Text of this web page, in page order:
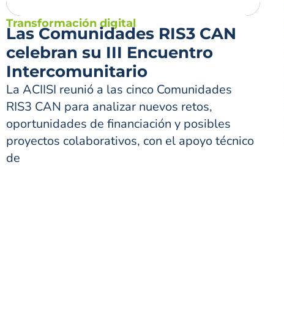
Transformación digital
Las Comunidades RIS3 CAN
celebran su III Encuentro
Intercomunitario
La ACIISI reunió a las cinco Comunidades
RIS3 CAN para analizar nuevos retos,
oportunidades de financiación y posibles
proyectos colaborativos, con el apoyo técnico
de